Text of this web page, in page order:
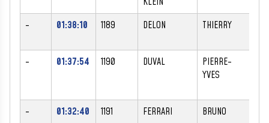
- 01:38:10 1189 DELON THIERRY
- 01:37:54 1190 DUVAL
PIERRE-
YVES
- 01:32:40 1191 FERRARI BRUNO